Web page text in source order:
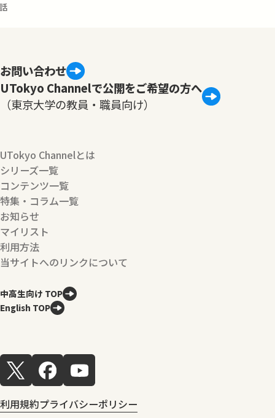
お問い合わせ
UTokyo Channelで公開をご希望の方へ
（東京大学の教員・職員向け）
UTokyo Channelとは
シリーズ一覧
コンテンツ一覧
特集・コラム一覧
お知らせ
マイリスト
利用方法
当サイトへのリンクについて
中高生向け TOP
English TOP
利用規約プライバシーポリシー